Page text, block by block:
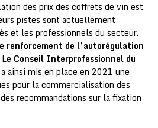
des prix des coffrets de vin est
pistes sont actuellement
et les professionnels du secteur.
renforcement de l’autorégulation
Conseil Interprofessionnel du
ainsi mis en place en 2021 une
pour la commercialisation des
recommandations sur la fixation